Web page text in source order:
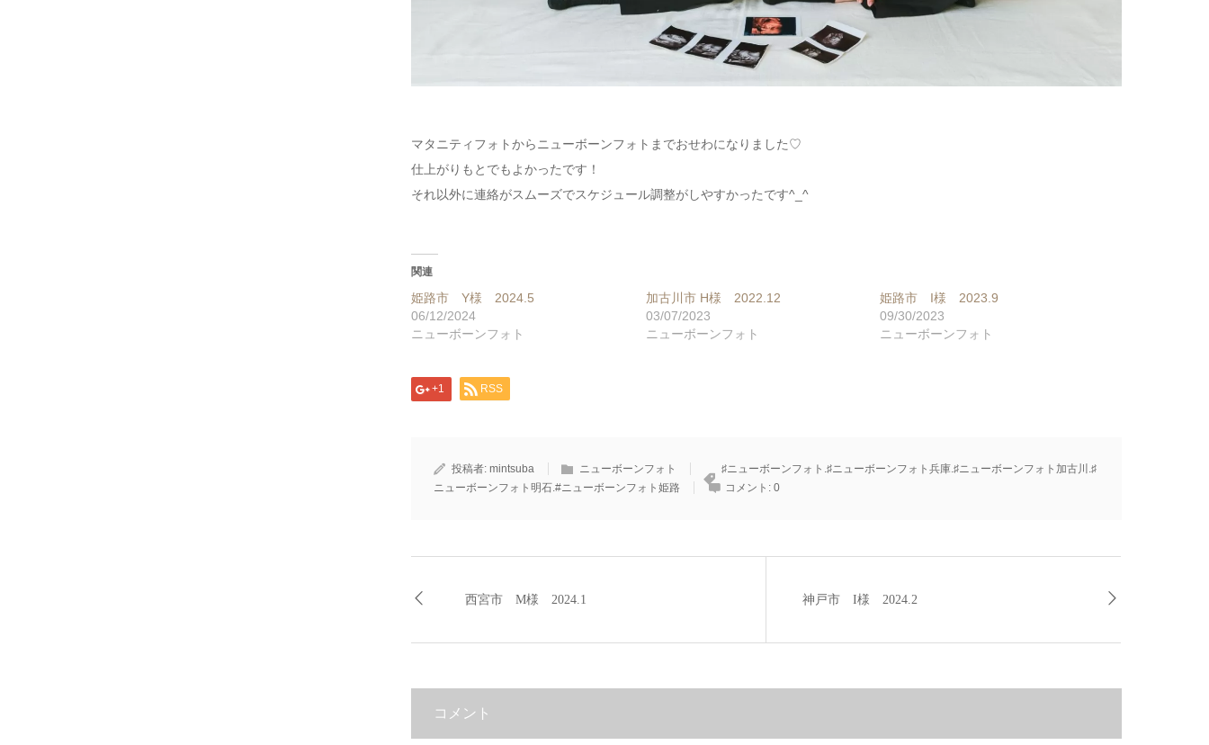
マタニティフォトからニューボーンフォトまでおせわになりました♡
仕上がりもとでもよかったです！
それ以外に連絡がスムーズでスケジュール調整がしやすかったです^_^
関連
姫路市 Y様 2024.5
06/12/2024
ニューボーンフォト
加古川市 H様 2022.12
03/07/2023
ニューボーンフォト
姫路市 I様 2023.9
09/30/2023
ニューボーンフォト
+1 RSS
投稿者:mintsuba ニューボーンフォト
♯ニューボーンフォト.♯ニューボーンフォト兵庫.♯ニューボーンフォト加古川.♯
ニューボーンフォト明石.#ニューボーンフォト姫路
コメント:0
西宮市 M様 2024.1 神戸市 I様 2024.2
コメント